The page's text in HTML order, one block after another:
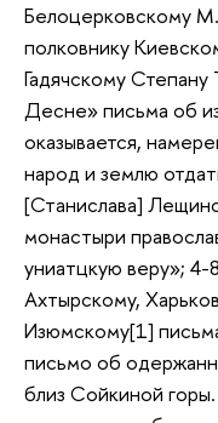
Белоцерковскому
полковнику
Гадячскому
Десне» письма об
оказывается,
народ и землю
[Станислава]
монастыри
униатцкую веру»;
Ахтырскому,
Изюмскому[1]
письмо об
близ Сойкиной